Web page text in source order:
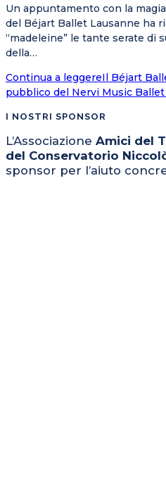
Un appuntamento con la
del Béjart Ballet Lausanne ha
“madeleine” le tante serate di
della…
Continua a leggereIl Béjart
pubblico del Nervi Music
I NOSTRI SPONSOR
L’Associazione Amici del
del Conservatorio
sponsor per l’aiuto